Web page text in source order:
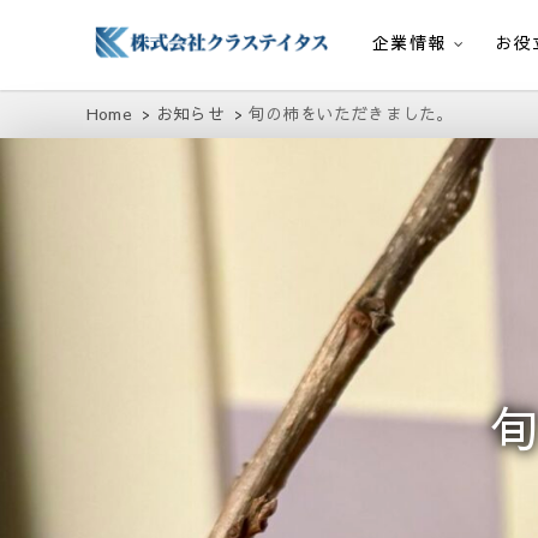
株式会社クラステイタス
企業情報 お役
Home お知らせ 旬の柿をいただきました。